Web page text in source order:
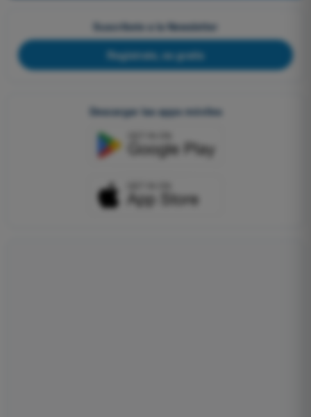
Suscríbete a la Newsletter
Regístrate, es gratis
Descargar las apps móviles